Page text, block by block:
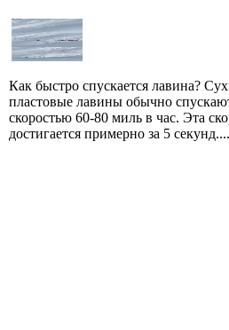
Как быстро спускается лавина?
пластовые лавины обычно
скоростью 60-80 миль в час. Эта
достигается примерно за 5 секунд....